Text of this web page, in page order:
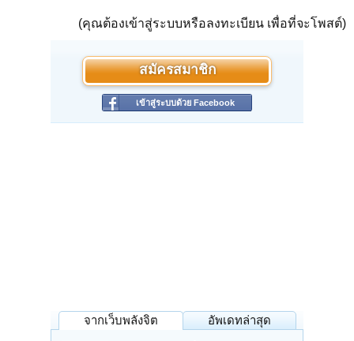
(คุณต้องเข้าสู่ระบบหรือลงทะเบียน เพื่อที่จะโพสต์)
สมัครสมาชิก
เข้าสู่ระบบด้วย Facebook
จากเว็บพลังจิต อัพเดทล่าสุด